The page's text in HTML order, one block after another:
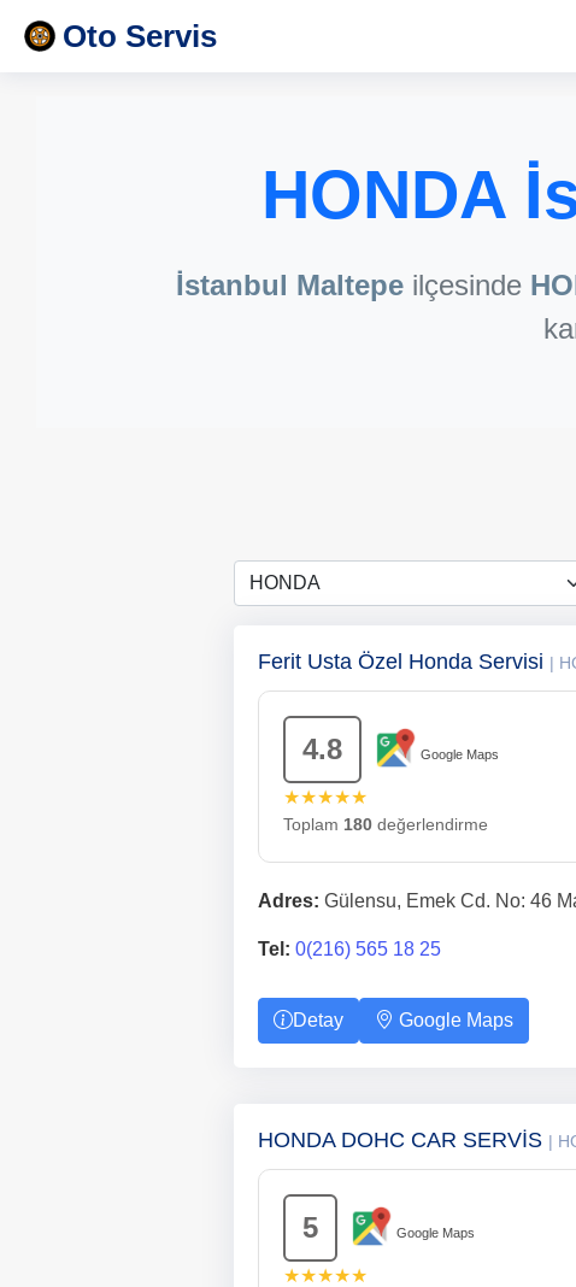
Oto Servis
HONDA
İstanbul Maltepeilçesinde
Ferit Usta Özel Honda Servisi |
4.8 Google Maps
★★★★★
Toplam 180değerlendirme
Adres: Gülensu, Emek Cd. No: 46
Tel: 0(216) 565 18 25
Detay Google Maps
HONDA DOHC CAR SERVİS |
5 Google Maps
★★★★★